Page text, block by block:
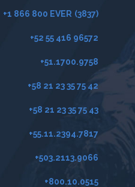
+1 866 800 EVER (3837)
+52 55 416 96572
+51.1700.9758
+58 21 23 35 75 42
+58 21 23 35 75 43
+55.11.2394.7817
+503.2113.9066
+800.10.0515